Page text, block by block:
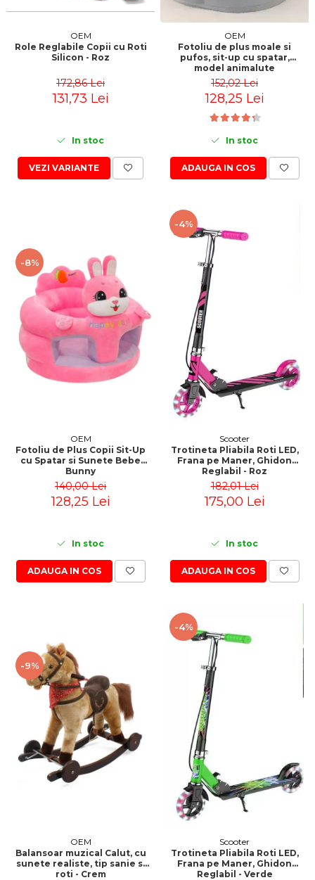
OEM
Role Reglabile Copii cu Roti
Silicon - Roz
172,86 Lei
131,73 Lei
In stoc
VEZI VARIANTE
OEM
Fotoliu de plus moale si
pufos, sit-up cu spatar,
model animalute
152,02 Lei
128,25 Lei
In stoc
ADAUGA IN COS
-8%
OEM
Fotoliu de Plus Copii Sit-Up
cu Spatar si Sunete Bebe
Bunny
140,00 Lei
128,25 Lei
In stoc
ADAUGA IN COS
-4%
Scooter
Trotineta Pliabila Roti LED,
Frana pe Maner, Ghidon
Reglabil - Roz
182,01 Lei
175,00 Lei
In stoc
ADAUGA IN COS
-9%
OEM
Balansoar muzical Calut, cu
sunete realiste, tip sanie si
roti - Crem
-4%
Scooter
Trotineta Pliabila Roti LED,
Frana pe Maner, Ghidon
Reglabil - Verde